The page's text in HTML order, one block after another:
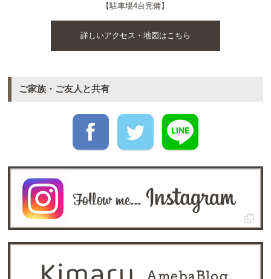
【駐車場4台完備】
詳しいアクセス・地図はこちら
ご家族・ご友人と共有